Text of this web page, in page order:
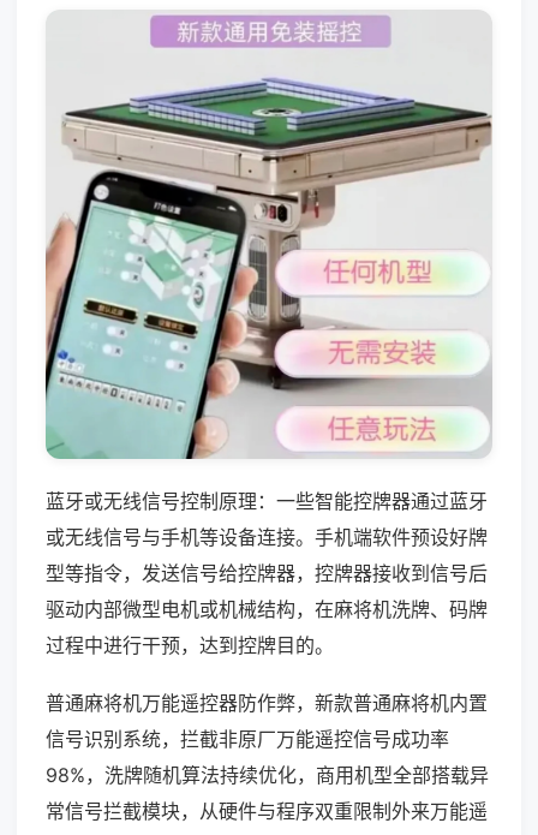
蓝牙或无线信号控制原理：一些智能控牌器通过蓝牙
或无线信号与手机等设备连接。手机端软件预设好牌
型等指令，发送信号给控牌器，控牌器接收到信号后
驱动内部微型电机或机械结构，在麻将机洗牌、码牌
过程中进行干预，达到控牌目的。
普通麻将机万能遥控器防作弊，新款普通麻将机内置
信号识别系统，拦截非原厂万能遥控信号成功率
98%，洗牌随机算法持续优化，商用机型全部搭载异
常信号拦截模块，从硬件与程序双重限制外来万能遥